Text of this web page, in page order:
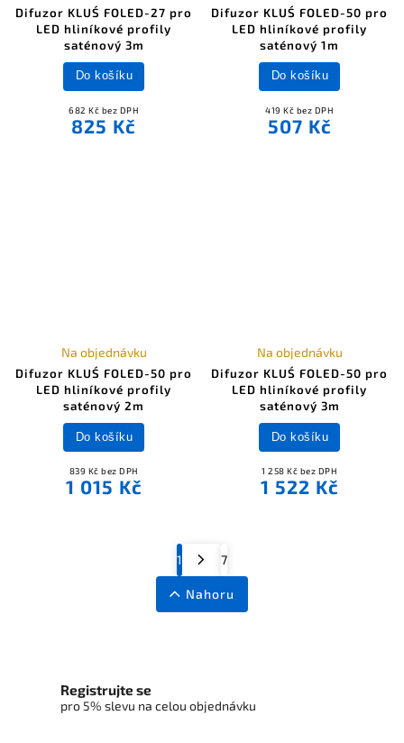
Difuzor KLUŚ FOLED-27 pro
LED hliníkové profily
saténový 3m
682 Kč bez DPH
825 Kč
Do košíku
Difuzor KLUŚ FOLED-50 pro
LED hliníkové profily
saténový 1m
419 Kč bez DPH
507 Kč
Do košíku
Difuzor KLUŚ FOLED-50 pro
LED hliníkové profily
saténový 2m
Na objednávku
839 Kč bez DPH
1 015 Kč
Do košíku
Difuzor KLUŚ FOLED-50 pro
LED hliníkové profily
saténový 3m
Na objednávku
1 258 Kč bez DPH
1 522 Kč
Do košíku
1 7
Nahoru
Registrujte se
pro 5% slevu na celou objednávku